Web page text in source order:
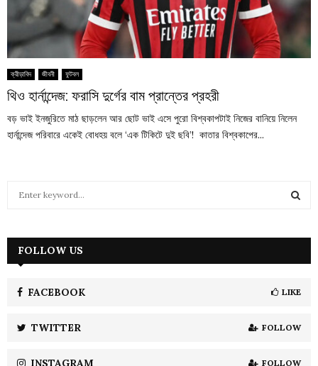
ক্রীড়াবিদ জীবনী ফুটবল
থিও হার্নান্দেজ: ফরাসি দুর্গের বাম প্রান্তের প্রহরী
বড় ভাই ইনজুরিতে মাঠ ছাড়লেন আর ছোট ভাই এসে পুরো বিশ্বকাপটাই নিজের বানিয়ে নিলেন
হার্নান্দেজ পরিবারে একেই বোধহয় বলে ‘এক টিকিটে দুই ছবি’! কাতার বিশ্বকাপের...
h
FOLLOW US
FACEBOOK LIKE
TWITTER FOLLOW
INSTAGRAM FOLLOW